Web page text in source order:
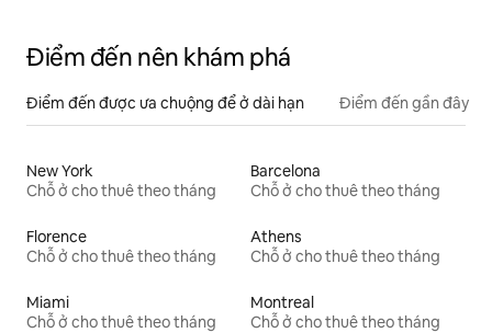
Điểm đến nên khám phá
Điểm đến được ưa chuộng để ở dài hạn Điểm đến gần đây
New York
Chỗ ở cho thuê theo tháng
Barcelona
Chỗ ở cho thuê theo tháng
Florence
Chỗ ở cho thuê theo tháng
Athens
Chỗ ở cho thuê theo tháng
Miami
Chỗ ở cho thuê theo tháng
Montreal
Chỗ ở cho thuê theo tháng